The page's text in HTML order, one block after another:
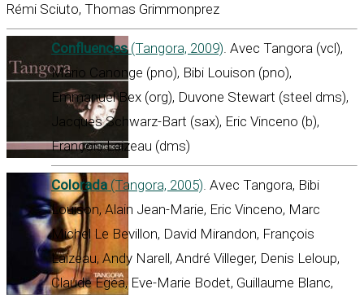
Rémi Sciuto, Thomas Grimmonprez
Confluences(Tangora, 2009). Avec Tangora (vcl),
Mario Canonge (pno), Bibi Louison (pno),
Emmanuel Bex (org), Duvone Stewart (steel dms),
Jacques Schwarz-Bart (sax), Eric Vinceno (b),
François Laizeau (dms)
Colorada (Tangora, 2005). Avec Tangora, Bibi
Louison, Alain Jean-Marie, Eric Vinceno, Marc
Michel Le Bevillon, David Mirandon, François
Laizeau, Andy Narell, André Villeger, Denis Leloup,
Claude Egéa, Eve-Marie Bodet, Guillaume Blanc,